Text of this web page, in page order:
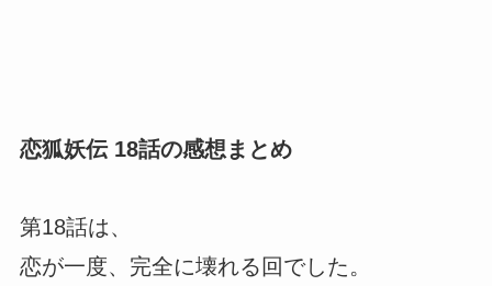
恋狐妖伝 18話の感想まとめ
第18話は、
恋が一度、完全に壊れる回でした。